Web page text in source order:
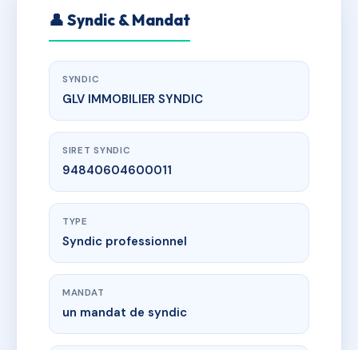
👤 Syndic & Mandat
SYNDIC
GLV IMMOBILIER SYNDIC
SIRET SYNDIC
94840604600011
TYPE
Syndic professionnel
MANDAT
un mandat de syndic